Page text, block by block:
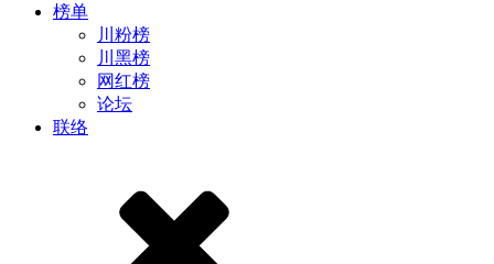
榜单
川粉榜
川黑榜
网红榜
论坛
联络